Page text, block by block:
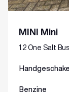
MINI Mini
1.2 One Salt
Benzine